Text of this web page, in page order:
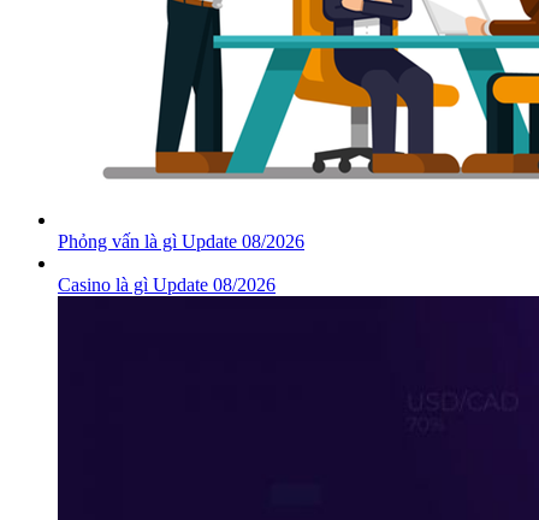
Phỏng vấn là gì Update 08/2026
Casino là gì Update 08/2026